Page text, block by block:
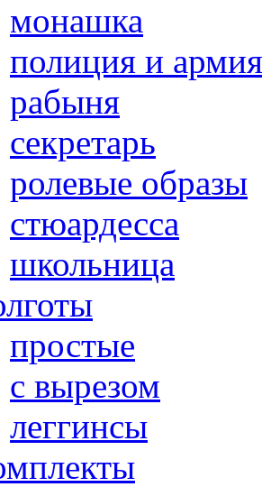
монашка
полиция и армия
рабыня
секретарь
ролевые образы
стюардесса
школьница
простые
с вырезом
леггинсы